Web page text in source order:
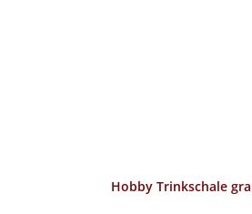
Hobby Trinkschale